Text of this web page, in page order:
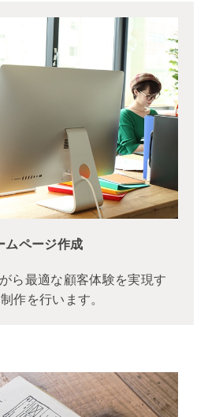
ムページ作成
ら最適な顧客体験を実現す
作を行います。